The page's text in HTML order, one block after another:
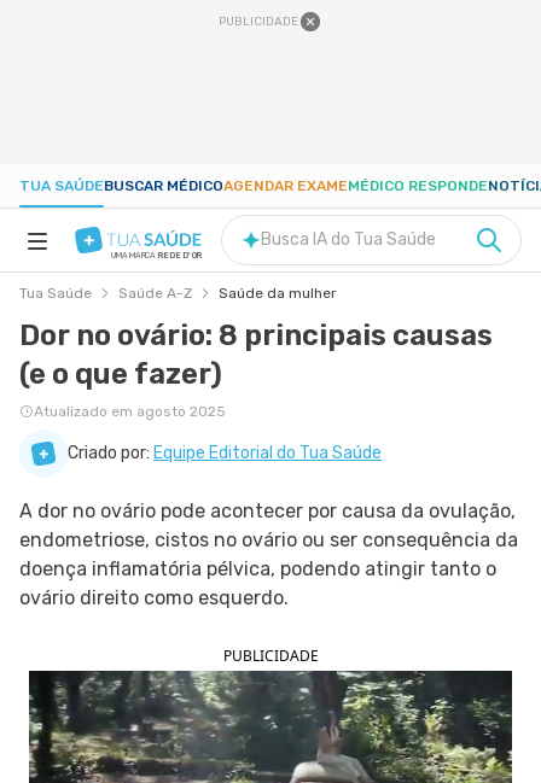
PUBLICIDADE
TUA SAÚDEBUSCAR MÉDICOAGENDAR EXAMEMÉDICO RESPONDE
NUTRIÇÃO
GRAVIDEZ
BEM-ESTAR
SIGA O TUA SAÚDE NAS REDES SOCIAIS
UMA MARCA REDE D'OR
Busca IA do Tua Saúde
Tua Saúde Saúde A-Z Saúde da mulher
Dor no ovário: 8 principais causas
(e o que fazer)
Atualizado em agosto 2025
Criado por: Equipe Editorial do Tua Saúde
A dor no ovário pode acontecer por causa da ovulação,
endometriose, cistos no ovário ou ser consequência da
doença inflamatória pélvica, podendo atingir tanto o
ovário direito como esquerdo.
PUBLICIDADE